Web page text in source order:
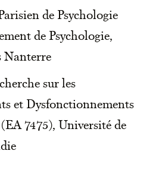
de Psychologie
de Psychologie,
Nanterre
sur les
et Dysfonctionnements
7475), Université de